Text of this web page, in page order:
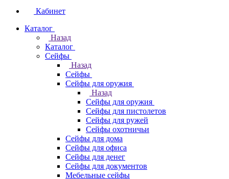
Кабинет
Каталог
Назад
Каталог
Cейфы
Назад
Cейфы
Cейфы для оружия
Назад
Cейфы для оружия
Сейфы для пистолетов
Сейфы для ружей
Сейфы охотничьи
Cейфы для дома
Cейфы для офиса
Сейфы для денег
Сейфы для документов
Мебельные сейфы